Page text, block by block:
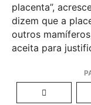
placenta”,
dizem que a
outros
aceita para